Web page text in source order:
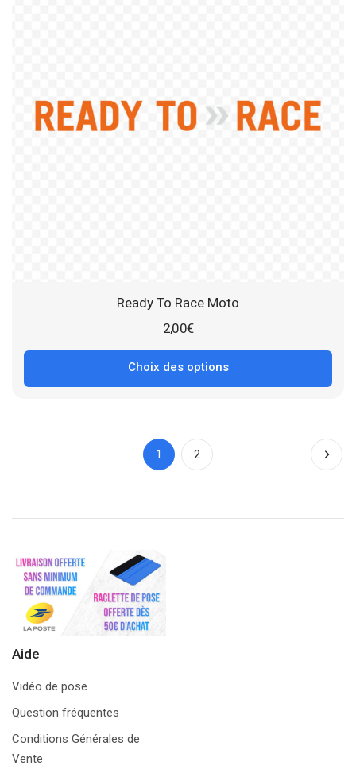
Ready To Race Moto
2,00€
Choix des options
1 2
Aide
Vidéo de pose
Question fréquentes
Conditions Générales de
Vente